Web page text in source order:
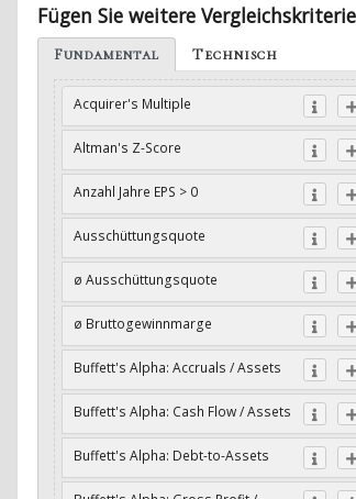
Fügen Sie weitere
Fundamental Technisch
Acquirer's Multiple
Altman's Z-Score
Anzahl Jahre EPS > 0
Ausschüttungsquote
ø Ausschüttungsquote
ø Bruttogewinnmarge
Buffett's Alpha: Accruals / Assets
Buffett's Alpha: Cash Flow / Assets
Buffett's Alpha: Debt-to-Assets